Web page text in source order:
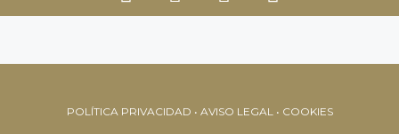
POLÍTICA PRIVACIDAD • AVISO LEGAL • COOKIES